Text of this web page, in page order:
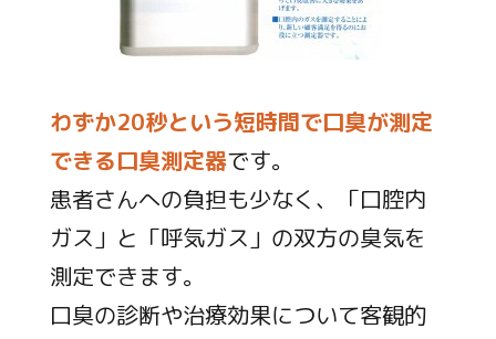
わずか20秒という短時間で口臭が測定
できる口臭測定器です。
患者さんへの負担も少なく、「口腔内
ガス」と「呼気ガス」の双方の臭気を
測定できます。
口臭の診断や治療効果について客観的